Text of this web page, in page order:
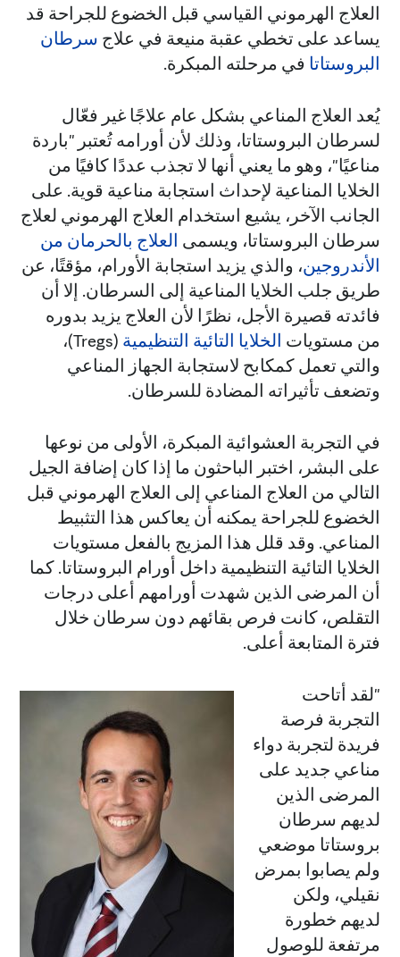
العلاج الهرموني القياسي قبل الخضوع للجراحة قد
يساعد على تخطي عقبة منيعة في علاج سرطان
البروستاتا في مرحلته المبكرة.
يُعد العلاج المناعي بشكل عام علاجًا غير فعّال
لسرطان البروستاتا، وذلك لأن أورامه تُعتبر "باردة
مناعيًا"، وهو ما يعني أنها لا تجذب عددًا كافيًا من
الخلايا المناعية لإحداث استجابة مناعية قوية. على
الجانب الآخر، يشيع استخدام العلاج الهرموني لعلاج
سرطان البروستاتا، ويسمى العلاج بالحرمان من
الأندروجين، والذي يزيد استجابة الأورام، مؤقتًا، عن
طريق جلب الخلايا المناعية إلى السرطان. إلا أن
فائدته قصيرة الأجل، نظرًا لأن العلاج يزيد بدوره
من مستويات الخلايا التائية التنظيمية
(Tregs)،
والتي تعمل كمكابح لاستجابة الجهاز المناعي
وتضعف تأثيراته المضادة للسرطان.
في التجربة العشوائية المبكرة، الأولى من نوعها
على البشر، اختبر الباحثون ما إذا كان إضافة الجيل
التالي من العلاج المناعي إلى العلاج الهرموني قبل
الخضوع للجراحة يمكنه أن يعاكس هذا التثبيط
المناعي. وقد قلل هذا المزيج بالفعل مستويات
الخلايا التائية التنظيمية داخل أورام البروستاتا. كما
أن المرضى الذين شهدت أورامهم أعلى درجات
التقلص، كانت فرص بقائهم دون سرطان خلال
فترة المتابعة أعلى.
"لقد أتاحت
التجربة فرصة
فريدة لتجربة دواء
مناعي جديد على
المرضى الذين
لديهم سرطان
بروستاتا موضعي
ولم يصابوا بمرض
نقيلي، ولكن
لديهم خطورة
مرتفعة للوصول